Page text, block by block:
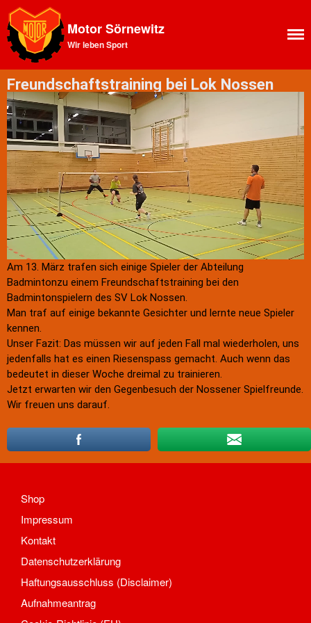
News Feed
Allgemeines
Ansprechpartner SV Motor
Sörnewitz
Vorstand
Angebote
Shop
Fitness
Kegelbahn
Vereinsbus
Vereinsheim
Chronik
Sektion Bergsteigen
Statistisches
Änderungsantrag
Satzung
Datenschutzordnung
Aktuelles
Motor Sörnewitz
Wir leben Sport
Freundschaftstraining bei Lok Nossen
Am 13. März trafen sich einige Spieler der Abteilung
Badmintonzu einem Freundschaftstraining bei den
Badmintonspielern des SV Lok Nossen.
Man traf auf einige bekannte Gesichter und lernte neue Spieler
kennen.
Unser Fazit: Das müssen wir auf jeden Fall mal wiederholen, uns
jedenfalls hat es einen Riesenspass gemacht. Auch wenn das
bedeutet in dieser Woche dreimal zu trainieren.
Jetzt erwarten wir den Gegenbesuch der Nossener Spielfreunde.
Wir freuen uns darauf.
Shop
Impressum
Kontakt
Datenschutzerklärung
Haftungsausschluss (Disclaimer)
Aufnahmeantrag